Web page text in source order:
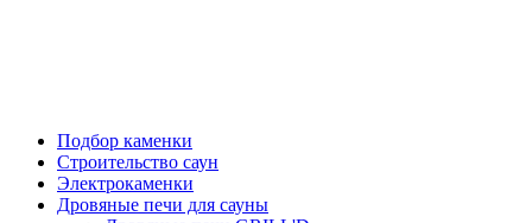
Подбор каменки
Строительство саун
Электрокаменки
Дровяные печи для сауны